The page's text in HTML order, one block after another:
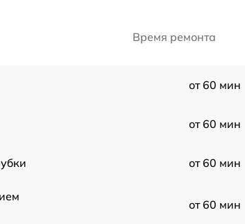
Время ремонта
от 60 мин
от 60 мин
от 60 мин
от 60 мин